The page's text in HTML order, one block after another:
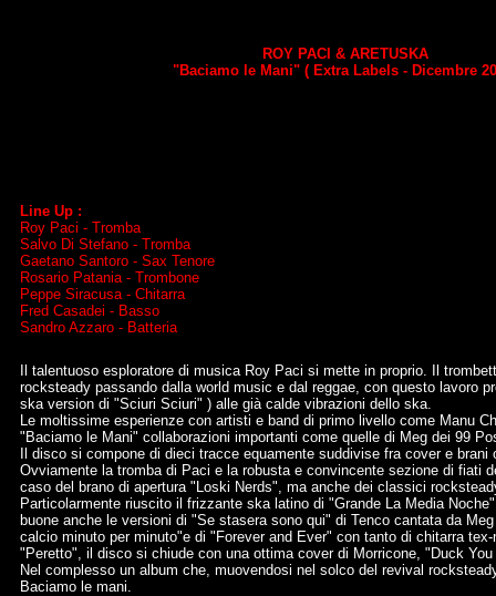
ROY PACI & ARETUSKA
"Baciamo le Mani" ( Extra Labels - Dicembre
Line Up :
Roy Paci - Tromba
Salvo Di Stefano - Tromba
Gaetano Santoro - Sax Tenore
Rosario Patania - Trombone
Peppe Siracusa - Chitarra
Fred Casadei - Basso
Sandro Azzaro - Batteria
Il talentuoso esploratore di musica Roy Paci si mette in proprio. Il
rocksteady passando dalla world music e dal reggae, con questo lavoro
ska version di "Sciuri Sciuri" ) alle già calde vibrazioni dello ska.
Le moltissime esperienze con artisti e band di primo livello come Manu
"Baciamo le Mani" collaborazioni importanti come quelle di Meg dei 99
Il disco si compone di dieci tracce equamente suddivise fra cover e
Ovviamente la tromba di Paci e la robusta e convincente sezione di fiati
caso del brano di apertura "Loski Nerds", ma anche dei classici
Particolarmente riuscito il frizzante ska latino di "Grande La Media
buone anche le versioni di "Se stasera sono qui" di Tenco cantata da
calcio minuto per minuto"e di "Forever and Ever" con tanto di chitarra
"Peretto", il disco si chiude con una ottima cover di Morricone, "Duck
Nel complesso un album che, muovendosi nel solco del revival
Baciamo le mani.